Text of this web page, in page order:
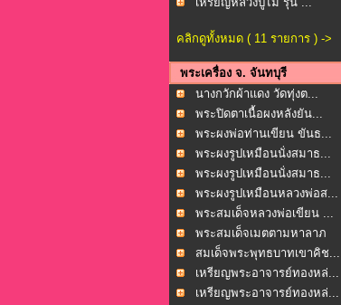
คลิกดูทั้งหมด ( 11 รายการ ) ->
พระเครื่อง จ. จันทบุรี
นางกวักผ้าแดง วัดทุ่งต...
พระปิดตาเนื้อผงหลังยัน...
พระผงพ่อท่านเขียน ขันธ...
พระผงรูปเหมือนนั่งสมาธ...
พระผงรูปเหมือนนั่งสมาธ...
พระผงรูปเหมือนหลวงพ่อส...
พระสมเด็จหลวงพ่อเขียน ...
พระสมเด็จเมตตามหาลาภ
ว...
สมเด็จพระพุทธบาทเขาคิช...
เหรียญพระอาจารย์ทองหล่...
เหรียญพระอาจารย์ทองหล่...